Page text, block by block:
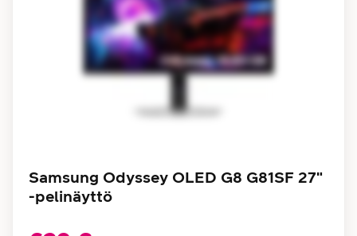
Samsung Odyssey OLED G8 G81SF 27"
-pelinäyttö